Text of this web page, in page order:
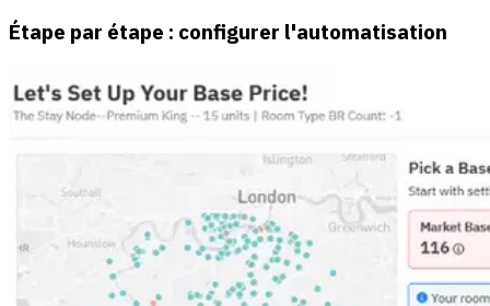
Étape par étape : configurer l'automatisation